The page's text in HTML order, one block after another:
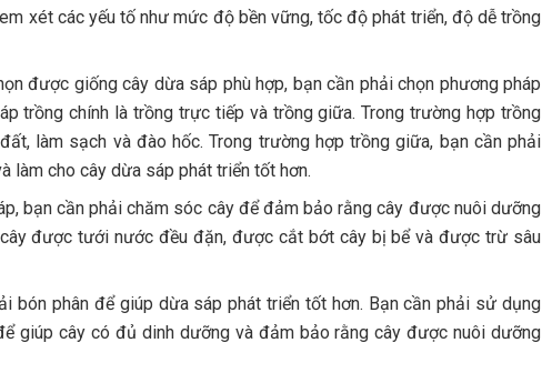
xét các yếu tố như mức độ bền vững, tốc độ phát triển, độ dễ trồng
được giống cây dừa sáp phù hợp, bạn cần phải chọn phương pháp
trồng chính là trồng trực tiếp và trồng giữa. Trong trường hợp trồng
làm sạch và đào hốc. Trong trường hợp trồng giữa, bạn cần phải
làm cho cây dừa sáp phát triển tốt hơn.
bạn cần phải chăm sóc cây để đảm bảo rằng cây được nuôi dưỡng
được tưới nước đều đặn, được cắt bớt cây bị bể và được trừ sâu
bón phân để giúp dừa sáp phát triển tốt hơn. Bạn cần phải sử dụng
giúp cây có đủ dinh dưỡng và đảm bảo rằng cây được nuôi dưỡng